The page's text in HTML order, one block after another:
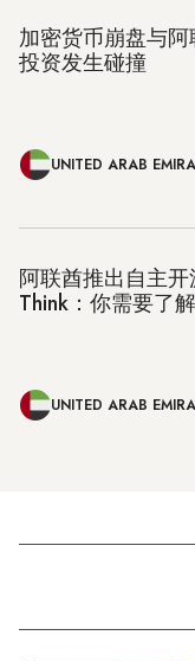
加密货币崩盘与
投资发生碰撞
UNITED ARAB
阿联酋推出自主
Think：你需要了
UNITED ARAB